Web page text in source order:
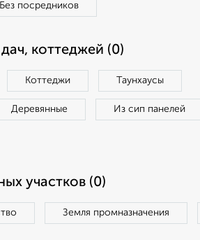
Без посредников
коттеджей (0)
Коттеджи Таунхаусы
Деревянные Из сип панелей
участков (0)
Земля промназначения